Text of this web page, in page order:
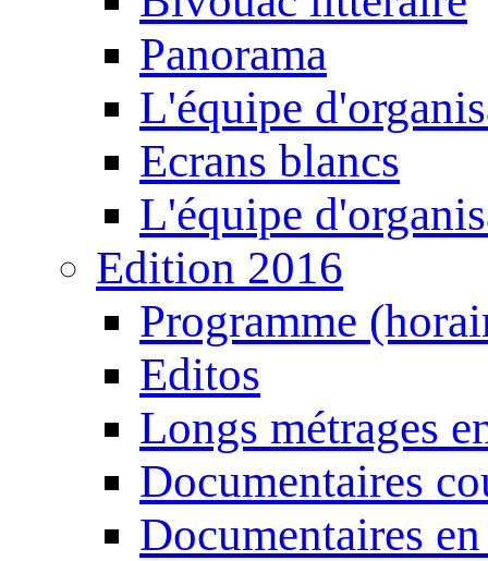
Panorama
L'équipe
Ecrans blancs
L'équipe
Edition 2016
Programme
Editos
Longs métrages
Documentaires
Documentaires